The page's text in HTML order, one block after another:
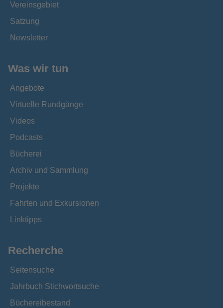
Vereinsgebiet
Satzung
Newsletter
Was wir tun
Angebote
Virtuelle Rundgänge
Videos
Podcasts
Bücherei
Archiv und Sammlung
Projekte
Fahrten und Exkursionen
Linktipps
Recherche
Seitensuche
Jahrbuch Stichwortsuche
Büchereibestand